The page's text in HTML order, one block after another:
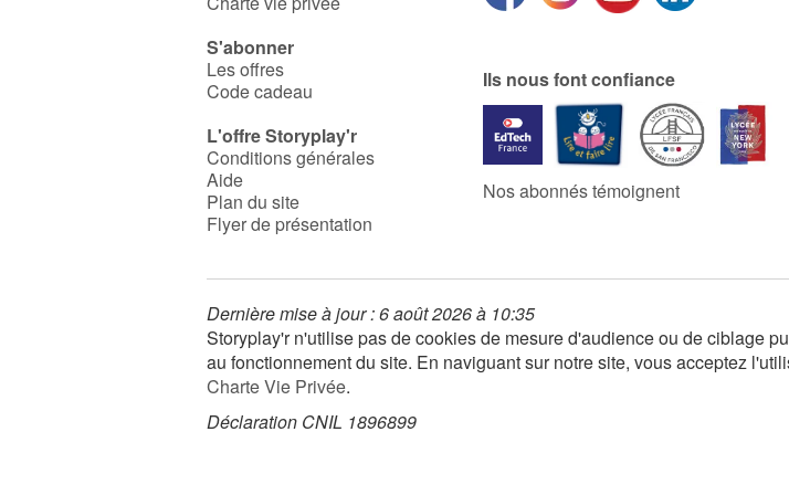
S'abonner
Les offres
Code cadeau
L'offre Storyplay'r
Conditions générales
Aide
Plan du site
Flyer de présentation
Ils nous font confiance
Nos abonnés témoignent
Dernière mise à jour : 6 août 2026 à 10:35
Storyplay'r n'utilise pas de cookies de mesure d'audience ou de ciblage
au fonctionnement du site. En naviguant sur notre site, vous acceptez
Charte Vie Privée.
Déclaration CNIL 1896899